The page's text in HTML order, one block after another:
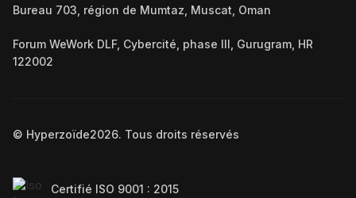
Bureau 703, région de Mumtaz, Muscat, Oman
Forum WeWork DLF, Cybercité, phase III, Gurugram, HR
122002
© Hyperzoïde2026. Tous droits réservés
Certifié ISO 9001 : 2015